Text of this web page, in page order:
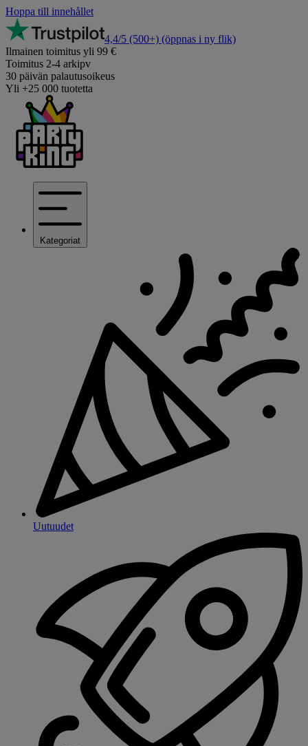
Hoppa till innehållet
4,4/5 (500+) (öppnas i ny flik)
Ilmainen toimitus yli 99 €
Toimitus 2-4 arkipv
30 päivän palautusoikeus
Yli +25 000 tuotetta
Kategoriat
Uutuudet